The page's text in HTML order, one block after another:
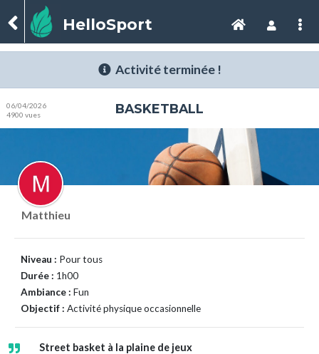
HelloSport
Activité terminée !
06/04/2026
4900 vues
BASKETBALL
Matthieu
Niveau : Pour tous
Durée : 1h00
Ambiance : Fun
Objectif : Activité physique occasionnelle
Street basket à la plaine de jeux